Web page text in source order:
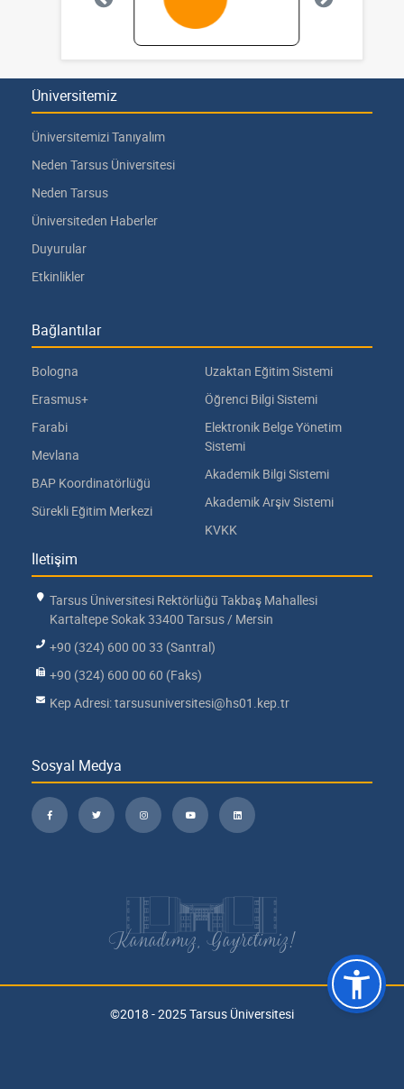
Üniversitemiz
Üniversitemizi Tanıyalım
Neden Tarsus Üniversitesi
Neden Tarsus
Üniversiteden Haberler
Duyurular
Etkinlikler
Bağlantılar
Bologna
Erasmus+
Farabi
Mevlana
BAP Koordinatörlüğü
Sürekli Eğitim Merkezi
Uzaktan Eğitim Sistemi
Öğrenci Bilgi Sistemi
Elektronik Belge Yönetim
Sistemi
Akademik Bilgi Sistemi
Akademik Arşiv Sistemi
KVKK
İletişim
Tarsus Üniversitesi Rektörlüğü Takbaş Mahallesi
Kartaltepe Sokak 33400 Tarsus / Mersin
+90 (324) 600 00 33 (Santral)
+90 (324) 600 00 60 (Faks)
Kep Adresi: tarsusuniversitesi@hs01.kep.tr
Sosyal Medya
Kanadımız, Gayretimiz!
©2018 - 2025 Tarsus Üniversitesi